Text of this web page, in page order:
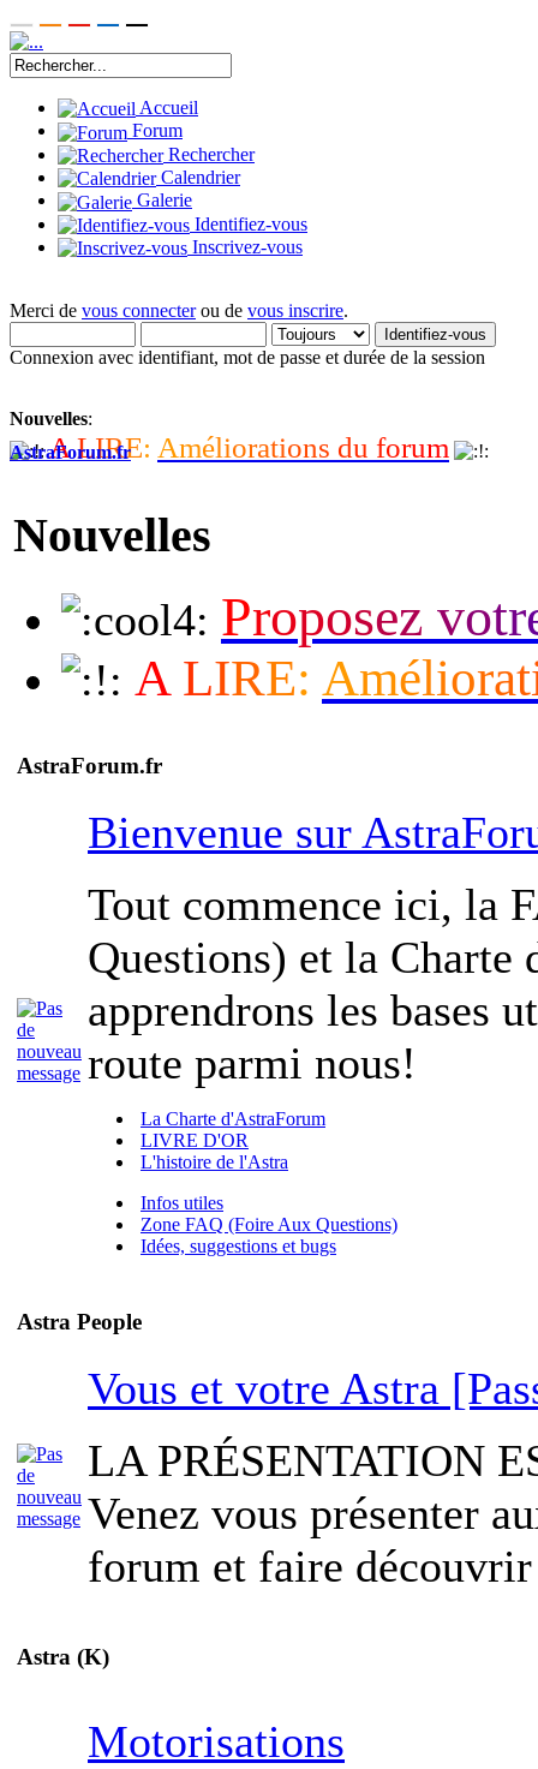
Accueil
Forum
Rechercher
Calendrier
Galerie
Identifiez-vous
Inscrivez-vous
Merci de vous connecterou de vous inscrire.
Connexion avec identifiant, mot de passe et durée de la session
Nouvelles:
A LIRE: Améliorations du forum
AstraForum.fr
Nouvelles
Proposez votr
A LIRE: Améliorat
AstraForum.fr
Bienvenue sur
Tout commence ici, la
Questions) et la Charte
apprendrons les bases
route parmi nous!
La Charte d'AstraForum
LIVRE D'OR
L'histoire de l'Astra
Infos utiles
Zone FAQ (Foire Aux Questions)
Idées, suggestions et bugs
Astra People
Vous et votre Astra
LA PRÉSENTATION
Venez vous présenter
forum et faire
Astra (K)
Motorisations